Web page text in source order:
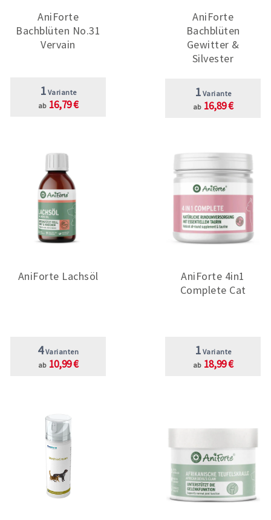
AniForte
Bachblüten No.31
Vervain
1 Variante
ab 16,79 €
AniForte
Bachblüten
Gewitter &
Silvester
1 Variante
ab 16,89 €
AniForte Lachsöl
4Varianten
ab 10,99 €
AniForte 4in1
Complete Cat
1 Variante
ab 18,99 €